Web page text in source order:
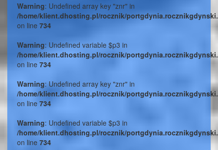
Warning: Undefined array key "znr" in
/home/klient.dhosting.pl/rocznik/
on line 734
Warning: Undefined variable $p3 in
/home/klient.dhosting.pl/rocznik/
on line 734
Warning: Undefined array key "znr" in
/home/klient.dhosting.pl/rocznik/
on line 734
Warning: Undefined variable $p3 in
/home/klient.dhosting.pl/rocznik/
on line 734